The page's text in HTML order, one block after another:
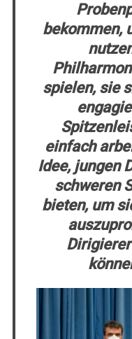
bekommen,
spielen, sie
einfach
Idee, jungen
schweren
bieten, um